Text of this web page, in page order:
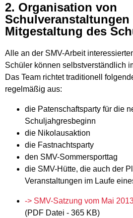
2. Organisation von
Schulveranstaltungen
Mitgestaltung des
Alle an der SMV-Arbeit
Schüler können selbstverständlich
Das Team richtet traditionell
regelmäßig aus:
die Patenschaftsparty für die
Schuljahgresbeginn
die Nikolausaktion
die Fastnachtsparty
den SMV-Sommersporttag
die SMV-Hütte, die auch der
Veranstaltungen im Laufe
-> SMV-Satzung vom Mai
(PDF Datei - 365 KB)